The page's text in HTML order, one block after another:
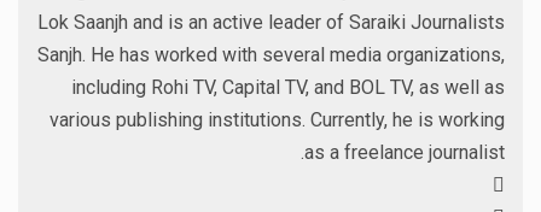
Lok Saanjh and is an active leader of Saraiki Journalists
Sanjh. He has worked with several media organizations,
including Rohi TV, Capital TV, and BOL TV, as well as
various publishing institutions. Currently, he is working
as a freelance journalist.